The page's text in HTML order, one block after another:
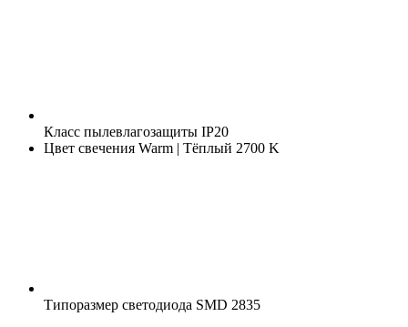
Класс пылевлагозащиты IP20
Цвет свечения Warm | Тёплый 2700 K
Типоразмер светодиода SMD 2835